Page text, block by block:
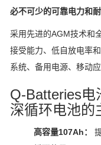
必不可少的可靠电力和耐
采用先进的AGM技术和
接受能力、低自放电率
系统、备用电源、移动应
Q-Batteries电
深循环电池的
高容量107Ah：